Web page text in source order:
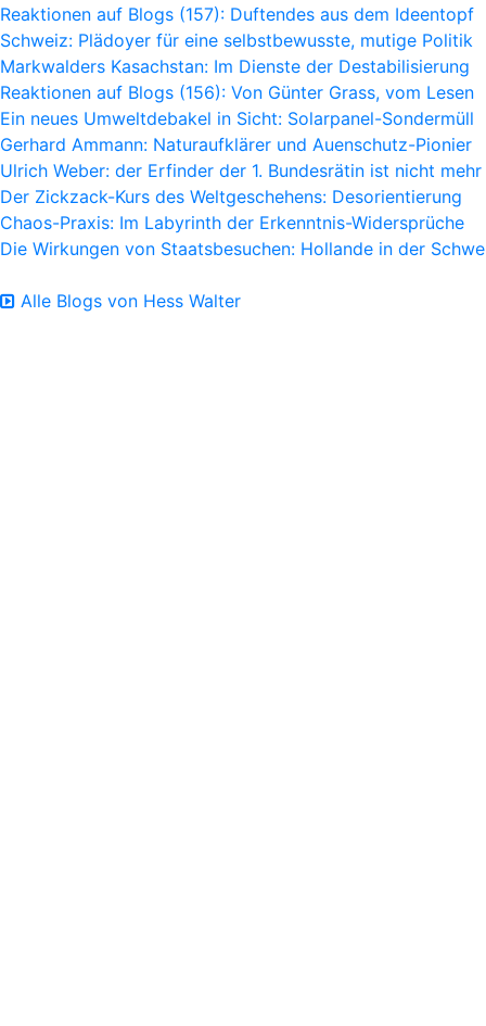
Reaktionen auf Blogs (157): Duftendes aus dem Ideentopf
Schweiz: Plädoyer für eine selbstbewusste, mutige Politik
Markwalders Kasachstan: Im Dienste der Destabilisierung
Reaktionen auf Blogs (156): Von Günter Grass, vom Lesen
Ein neues Umweltdebakel in Sicht: Solarpanel-Sondermüll
Gerhard Ammann: Naturaufklärer und Auenschutz-Pionier
Ulrich Weber: der Erfinder der 1. Bundesrätin ist nicht mehr
Der Zickzack-Kurs des Weltgeschehens: Desorientierung
Chaos-Praxis: Im Labyrinth der Erkenntnis-Widersprüche
Die Wirkungen von Staatsbesuchen: Hollande in der
Alle Blogs von Hess Walter